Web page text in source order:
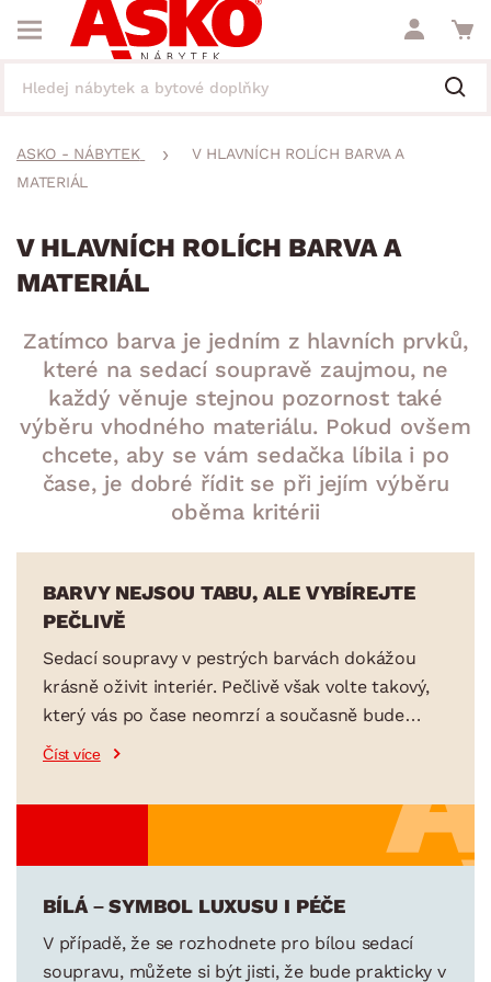
ASKO - NÁBYTEK
V HLAVNÍCH ROLÍCH BARVA A
MATERIÁL
V HLAVNÍCH ROLÍCH BARVA A
MATERIÁL
Zatímco barva je jedním z hlavních prvků,
které na sedací soupravě zaujmou, ne
každý věnuje stejnou pozornost také
výběru vhodného materiálu. Pokud ovšem
chcete, aby se vám sedačka líbila i po
čase, je dobré řídit se při jejím výběru
oběma kritérii
BARVY NEJSOU TABU, ALE VYBÍREJTE
PEČLIVĚ
Sedací soupravy v pestrých barvách dokážou
krásně oživit interiér. Pečlivě však volte takový,
který vás po čase neomrzí a současně bude
vypadat dobře i v případě, že změníte nábytek či
sedaček lépe zapadnou do interiéru, který je
vymalován jemnými odstíny. Červená, modrá,
fialová nebo zelená sedací souprava dobře ladí
zatímco žlutá, oranžová či červená sedačka
působí dobře v kombinaci s moderním nábytkem
v teplých přírodních odstínech.
Číst více
BÍLÁ – SYMBOL LUXUSU I PÉČE
V případě, že se rozhodnete pro bílou sedací
soupravu, můžete si být jisti, že bude prakticky v